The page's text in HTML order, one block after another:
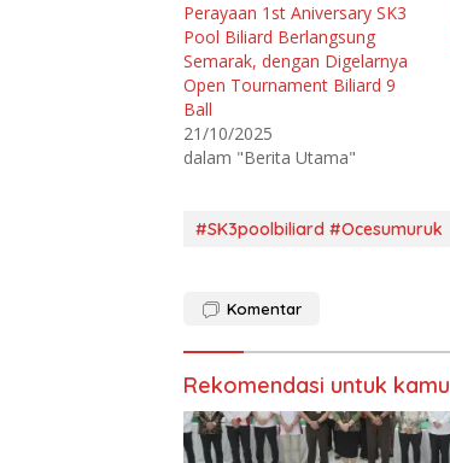
b
e
r
b
a
g
a
d
a
t
e
m
k
a
d
j
e
n
m
m
b
a
g
a
n
d
e
(
M
b
k
d
i
Perayaan 1st Aniversary SK3
Pool Biliard Berlangsung
Semarak, dengan Digelarnya
Open Tournament Biliard 9
Ball
21/10/2025
dalam "Berita Utama"
#SK3poolbiliard #Ocesumuruk
Komentar
Rekomendasi untuk kamu